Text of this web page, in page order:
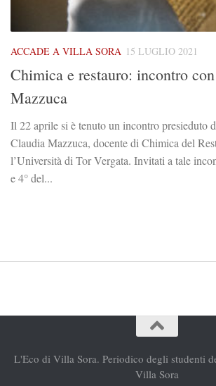
ACCADE A VILLA SORA 15 LUGLIO 2021
Chimica e restauro: incontro
Mazzuca
Il 22 aprile si è tenuto un incontro presieduto
Claudia Mazzuca, docente di Chimica del
l’Università di Tor Vergata. Invitati a tale
e 4° del...
L'Eco di Villa Sora. Periodico degli studenti
Villa Sora